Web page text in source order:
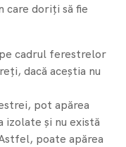
care doriți să fie
cadrul ferestrelor
dacă aceștia nu
pot apărea
izolate și nu există
poate apărea